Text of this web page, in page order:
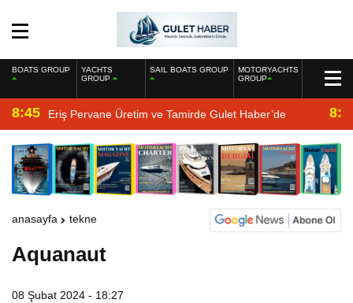
BOATS GROUP
YACHTS
GROUP
SAIL BOATS GROUP
MOTORYACHTS
GROUP
8:45 Eriş Pervane Üretim ve Tamirde Gulet Haber’de
anasayfa tekne
Aquanaut
08 Şubat 2024 - 18:27